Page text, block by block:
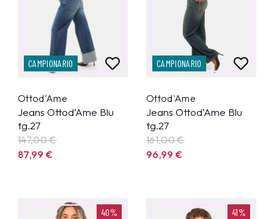
CAMPIONARIO
Ottod'Ame
Jeans Ottod’Ame Blu
tg.27
147,00 €
87,99€
CAMPIONARIO
Ottod'Ame
Jeans Ottod’Ame Blu
tg.27
161,00 €
96,99€
40% 41%